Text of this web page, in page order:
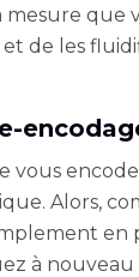
que
et de les
vous
Alors,
en
à nouveau